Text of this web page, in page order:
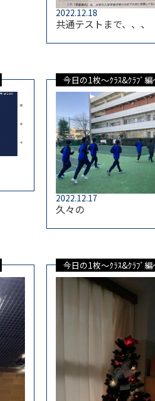
2022.12.18
共通テストまで、、、
今日の1枚～ｸﾗｽ&ｸﾗﾌﾞ編
2022.12.17
久々の
今日の1枚～ｸﾗｽ&ｸﾗﾌﾞ編